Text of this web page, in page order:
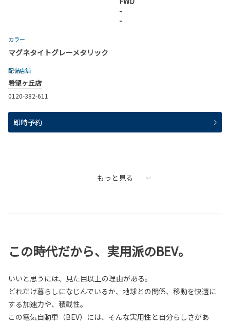
-
-
カラー
マグネタイトグレーメタリック
配備店舗
希望ヶ丘店
0120-382-611
即時予約
もっと見る
この時代だから、実用派のBEV。
いいと思うには、見た目以上の理由がある。
どれだけ暮らしになじんでいるか、地球との関係、移動を快適に
する加速力や、積載性。
この電気自動車（BEV）には、そんな実用性と自分らしさがあ